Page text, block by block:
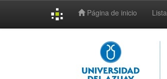
Página de inicio